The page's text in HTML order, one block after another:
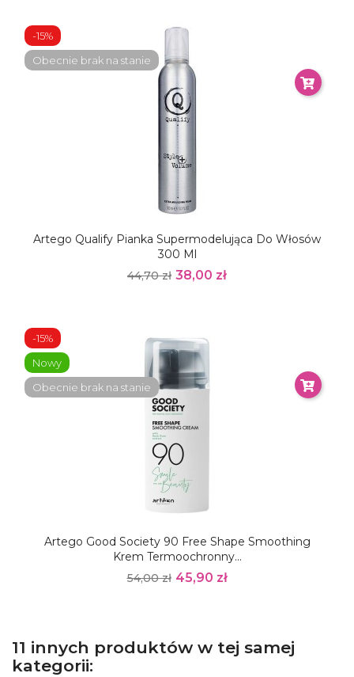
Artego Qualify Pianka Supermodelująca Do Włosów
300 Ml
44,70 zł 38,00 zł
-15%
Obecnie brak na stanie
Artego Good Society 90 Free Shape Smoothing
Krem Termoochronny...
54,00 zł 45,90 zł
-15%
Nowy
Obecnie brak na stanie
11 innych produktów w tej samej
kategorii: